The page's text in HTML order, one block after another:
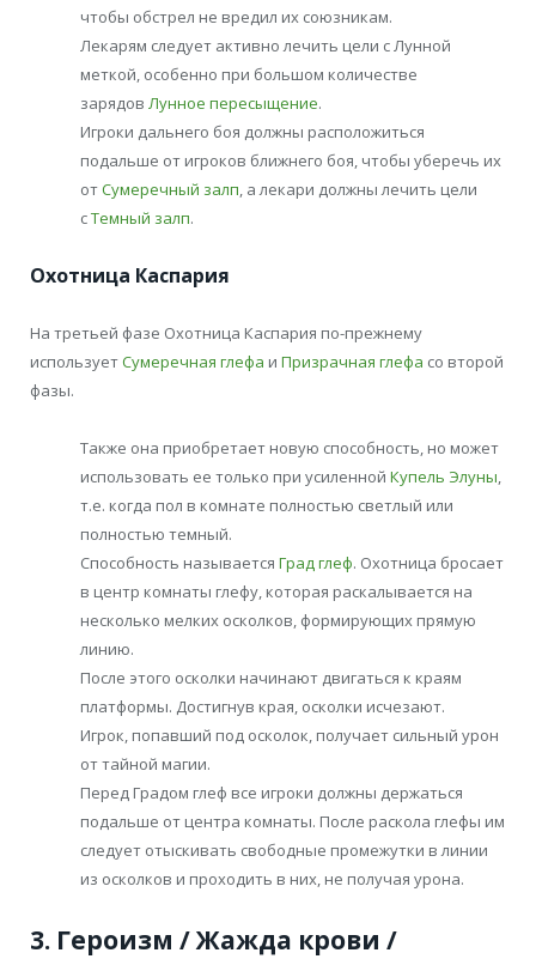
чтобы обстрел не вредил их союзникам.
Лекарям следует активно лечить цели с Лунной
меткой, особенно при большом количестве
зарядов Лунное пересыщение.
Игроки дальнего боя должны расположиться
подальше от игроков ближнего боя, чтобы уберечь их
отСумеречный залп, а лекари должны лечить цели
сТемный залп.
Охотница Каспария
На третьей фазе Охотница Каспария по-прежнему
используетСумеречная глефа и Призрачная глефа со второй
фазы.
Также она приобретает новую способность, но может
использовать ее только при усиленной Купель Элуны,
т.е. когда пол в комнате полностью светлый или
полностью темный.
Способность называется Град глеф. Охотница бросает
в центр комнаты глефу, которая раскалывается на
несколько мелких осколков, формирующих прямую
линию.
После этого осколки начинают двигаться к краям
платформы. Достигнув края, осколки исчезают.
Игрок, попавший под осколок, получает сильный урон
от тайной магии.
Перед Градом глеф все игроки должны держаться
подальше от центра комнаты. После раскола глефы им
следует отыскивать свободные промежутки в линии
из осколков и проходить в них, не получая урона.
3. Героизм / Жажда крови /